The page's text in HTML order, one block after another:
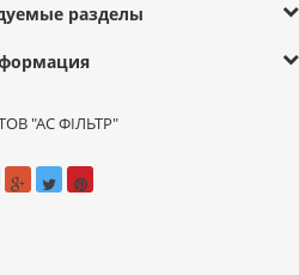
разделы
"АС ФІЛЬТР"